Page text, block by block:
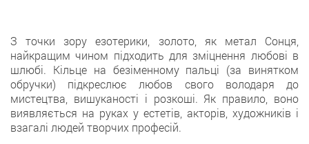
З точки зору езотерики, золото, як метал Сонця,
найкращим чином підходить для зміцнення любові в
шлюбі. Кільце на безіменному пальці (за винятком
обручки) підкреслює любов свого володаря до
мистецтва, вишуканості і розкоші. Як правило, воно
виявляється на руках у естетів, акторів, художників і
взагалі людей творчих професій.